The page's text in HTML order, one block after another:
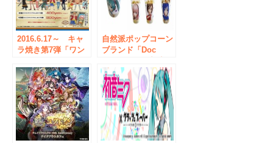
2016.6.17～ キャ
ラ焼き第7弾「ワン
タート！！チルド冷
蔵でお持ち帰り販売
開始！！
自然派ポップコーン
ブランド「Doc
ク主演リズムゲーム
と初コラボ！
PlayStation®4 「初
音ミク -Project
DIVA- X HD」限定
コラボパッケージを
新発売 限定コラボ